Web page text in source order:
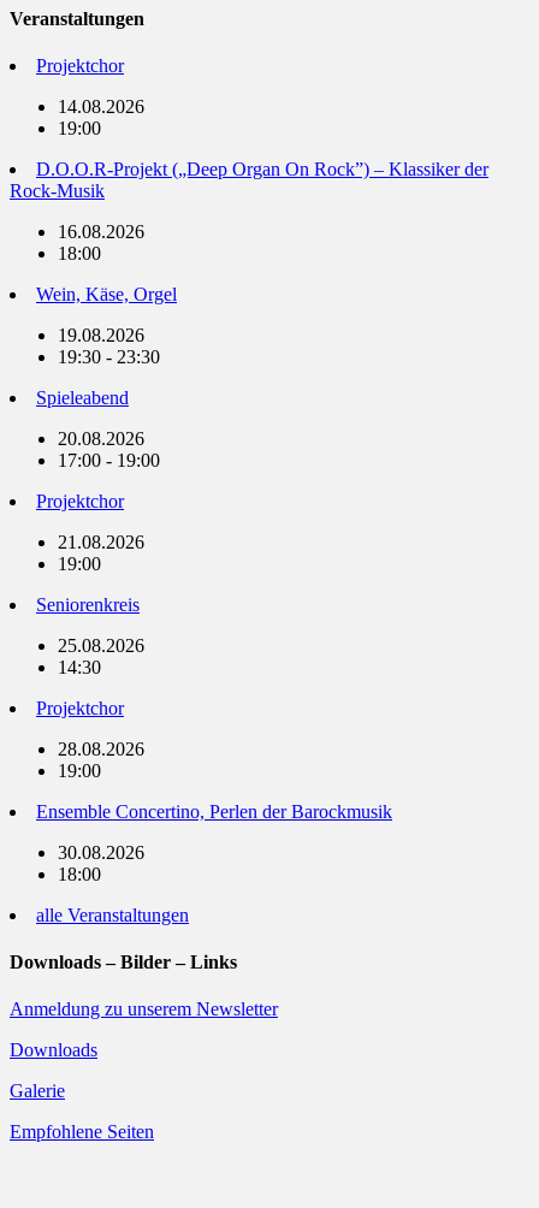
Veranstaltungen
Projektchor
14.08.2026
19:00
D.O.O.R-Projekt („Deep Organ On Rock”) – Klassiker der
Rock-Musik
16.08.2026
18:00
Wein, Käse, Orgel
19.08.2026
19:30 - 23:30
Spieleabend
20.08.2026
17:00 - 19:00
Projektchor
21.08.2026
19:00
Seniorenkreis
25.08.2026
14:30
Projektchor
28.08.2026
19:00
Ensemble Concertino, Perlen der Barockmusik
30.08.2026
18:00
alle Veranstaltungen
Downloads – Bilder – Links
Anmeldung zu unserem Newsletter
Downloads
Galerie
Empfohlene Seiten